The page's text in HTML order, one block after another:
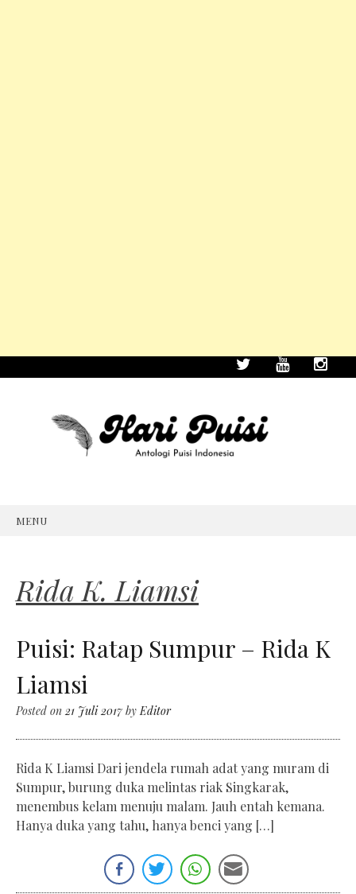
MENU
Rida K. Liamsi
Puisi: Ratap Sumpur – Rida K
Liamsi
Posted on 21 Juli 2017byEditor
Rida K Liamsi Dari jendela rumah adat yang muram di
Sumpur, burung duka melintas riak Singkarak,
menembus kelam menuju malam. Jauh entah kemana.
Hanya duka yang tahu, hanya benci yang […]